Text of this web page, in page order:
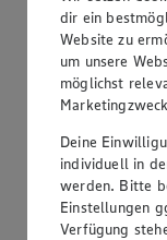
dir ein
Website zu
um unsere
möglichst
Deine
individuell in
werden. Bitte
Einstellungen
Verfügung